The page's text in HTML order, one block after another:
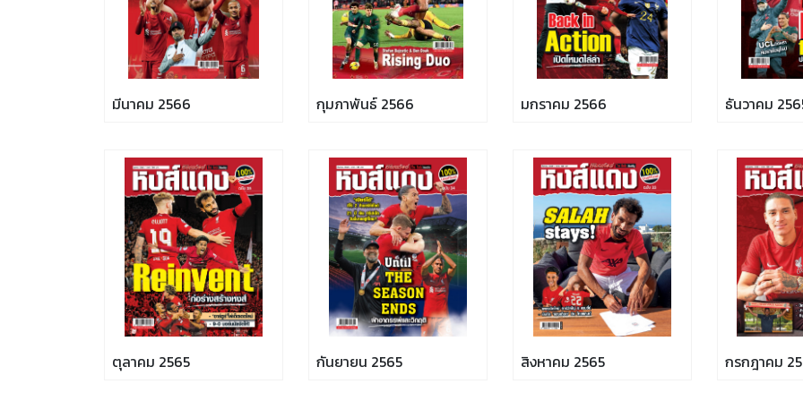
มีนาคม 2566 กุมภาพันธ์ 2566 มกราคม 2566 ธันวาคม
ตุลาคม 2565 กันยายน 2565 สิงหาคม 2565 กรกฎาคม